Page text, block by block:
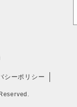
シーポリシー